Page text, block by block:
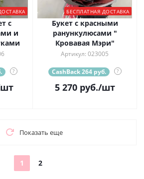
с
и
?
БЕСПЛАТНАЯ ДОСТАВКА
Букет с красными
ранункулюсами "
Кровавая Мэри"
Артикул: 023005
CashBack 264 руб. ?
5 270руб./шт
Показать еще
1 2